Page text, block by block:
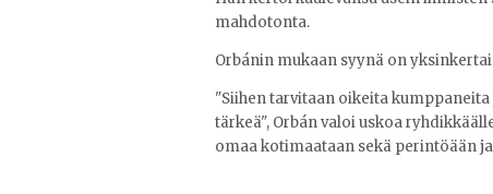
mahdotonta.
Orbánin mukaan syynä on
"Siihen tarvitaan oikeita
tärkeä", Orbán valoi uskoa
omaa kotimaataan sekä perintöään